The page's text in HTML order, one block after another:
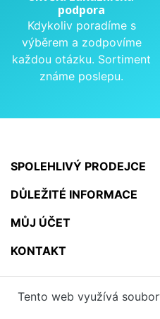
podpora
Kdykoliv poradíme s
výběrem a zodpovíme
každou otázku. Sortiment
známe poslepu.
SPOLEHLIVÝ PRODEJCE
DŮLEŽITÉ INFORMACE
MŮJ ÚČET
KONTAKT
Tento web využívá